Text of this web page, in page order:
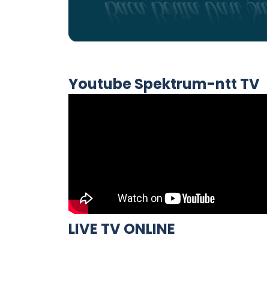
Youtube Spektrum-ntt TV
LIVE TV ONLINE